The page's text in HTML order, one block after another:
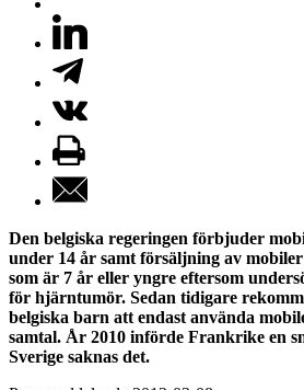
Den belgiska regeringen förbjuder
under 14 år samt försäljning av
som är 7 år eller yngre eftersom
för hjärntumör. Sedan tidigare
belgiska barn att endast använda
samtal. År 2010 införde Frankrike en
Sverige saknas det.